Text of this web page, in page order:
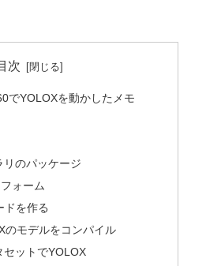
次
でYOLOXを動かしたメモ
リのパッケージ
ォーム
ドを作る
のモデルをコンパイル
セットでYOLOX